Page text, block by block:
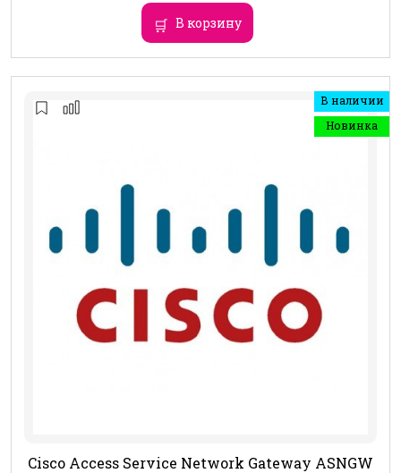
В корзину
В наличии
Новинка
Cisco Access Service Network Gateway ASNGW